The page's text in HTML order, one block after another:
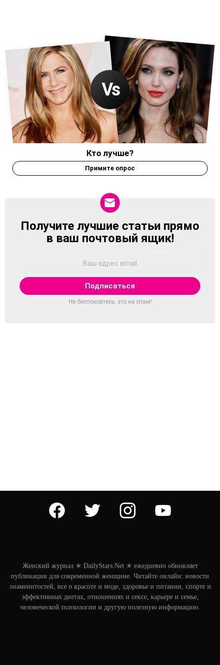
Кто лучше?
Примите опрос
NEWSLETTER
Получите лучшие статьи прямо
в ваш почтовый ящик!
Не беспокойтесь, это не спам!
facebook twitter instagram youtube
Женский журнал ✭ DailyStars.Net ✭ ежедневно обновляет
публикации для современной женщине. Читайте онлайн: новости
знаменитостей, все о красоте и моде, здоровье и питании, спорте и
эффективных диетах, отношениях и сексе, карьере и семье,
человеческой психологии и другую полезную информацию.